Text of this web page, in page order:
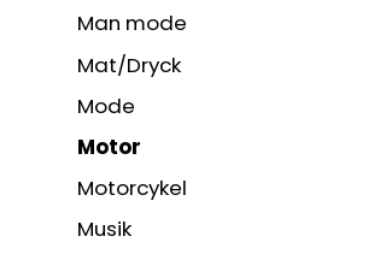
Man mode
Mat/Dryck
Mode
Motor
Motorcykel
Musik